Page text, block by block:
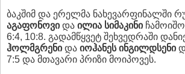
ბაკშიმ და ერელმა ნახევარფინალში
აგაფონოვიდა ილია სიმაკინი
6:4, 10:8. გადამწყვეტ შეხვედრაში
ჰოლმგრენიდა იოჰანეს ინგილდსენი
7:5 და მთავარი პრიზი მოიპოვეს.